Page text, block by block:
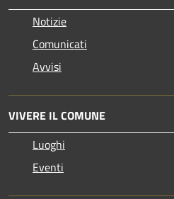
Notizie
Comunicati
Avvisi
VIVERE IL COMUNE
Luoghi
Eventi